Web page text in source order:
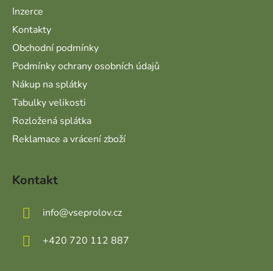
Inzerce
Kontakty
Obchodní podmínky
Podmínky ochrany osobních údajů
Nákup na splátky
Tabulky velikosti
Rozložená splátka
Reklamace a vrácení zboží
Kontakt
info@vseprolov.cz
+420 720 112 887